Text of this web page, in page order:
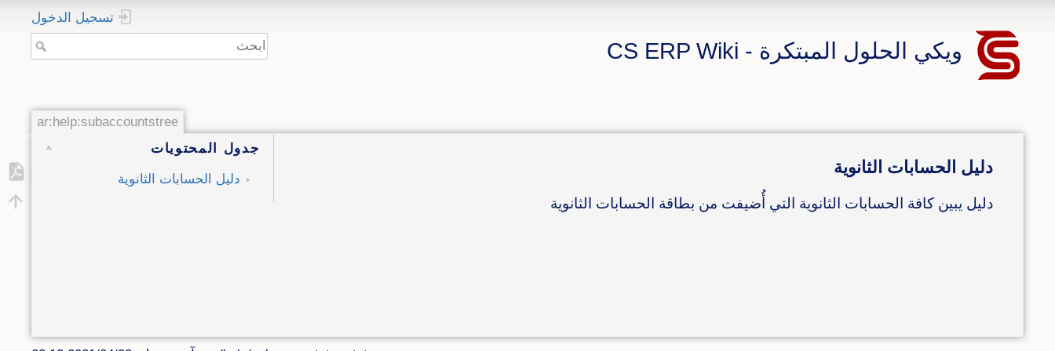
ويكي الحلول المبتكرة - CS ERP Wiki
تسجيل الدخول
ar:help:subaccountstree
جدول المحتويات
دليل الحسابات الثانوية
دليل الحسابات الثانوية
دليل يبين كافة الحسابات الثانوية التي أُضيفت من بطاقة الحسابات الثانوية